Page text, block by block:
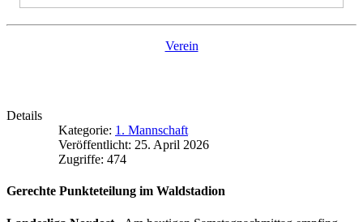
Verein
Details
Kategorie: 1. Mannschaft
Veröffentlicht: 25. April 2026
Zugriffe: 474
Gerechte Punkteteilung im Waldstadion